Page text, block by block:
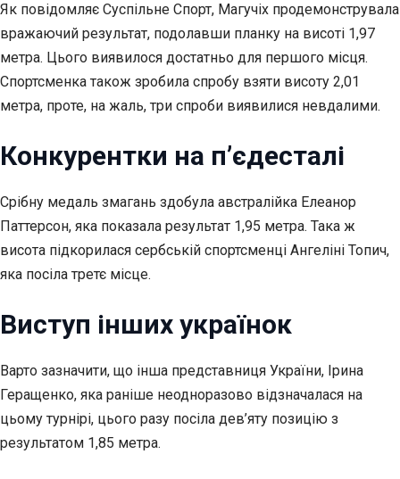
Як повідомляє Суспільне Спорт, Магучіх продемонструвала
вражаючий результат, подолавши планку на висоті 1,97
метра. Цього виявилося достатньо для першого місця.
Спортсменка також зробила спробу взяти висоту 2,01
метра, проте, на жаль, три спроби виявилися невдалими.
Конкурентки на п’єдесталі
Срібну медаль змагань здобула австралійка Елеанор
Паттерсон, яка показала результат 1,95 метра. Така ж
висота підкорилася сербській спортсменці Ангеліні Топич,
яка посіла третє місце.
Виступ інших українок
Варто зазначити, що інша представниця України, Ірина
Геращенко, яка раніше неодноразово відзначалася на
цьому турнірі, цього разу посіла дев’яту позицію з
результатом 1,85 метра.